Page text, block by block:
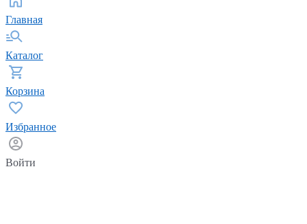
Главная
Каталог
Корзина
Избранное
Войти